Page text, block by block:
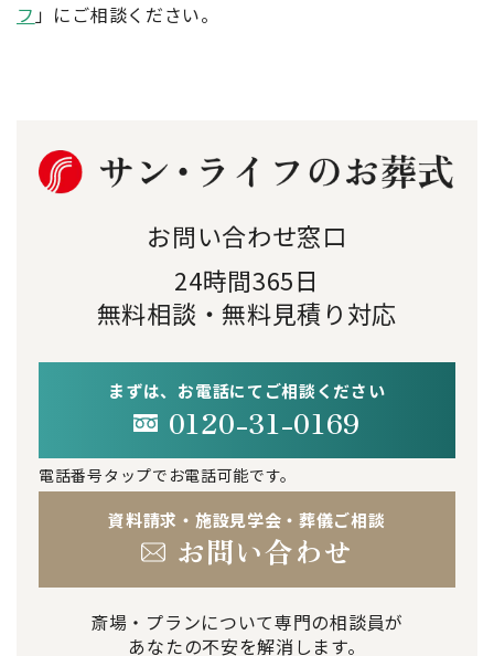
フ」にご相談ください。
お問い合わせ窓口
24時間365日
無料相談・無料見積り対応
まずは、お電話にてご相談ください
0120-31-0169
電話番号タップでお電話可能です。
資料請求・施設見学会・葬儀ご相談
お問い合わせ
斎場・プランについて専門の相談員が
あなたの不安を解消します。